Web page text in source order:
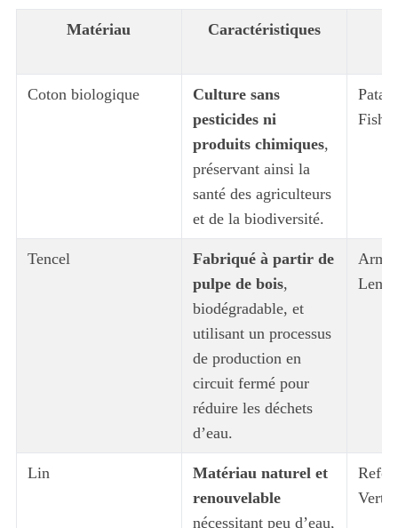
Matériau Caractéristiques
Coton biologique
Culture sans
pesticides ni
produits chimiques,
préservant ainsi la
santé des agriculteurs
et de la biodiversité.
Fisher
Tencel
Fabriqué à partir de
pulpe de bois,
biodégradable, et
utilisant un processus
de production en
circuit fermé pour
réduire les déchets
d’eau.
Lin
Matériau naturel et
renouvelable
nécessitant peu d’eau,
Vert